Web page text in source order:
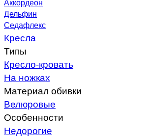
Дельфин
Седафлекс
Кресла
Типы
Кресло-кровать
На ножках
Материал обивки
Велюровые
Особенности
Недорогие